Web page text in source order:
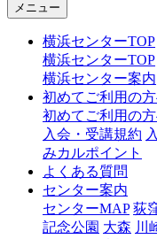
メニュー
横浜センターTOP
横浜センターTOP
横浜センター案内
初めてご利用の
初めてご利用の
入会・受講規約
みカルポイント
よくある質問
センター案内
センターMAP 荻
記念公園 大森 川